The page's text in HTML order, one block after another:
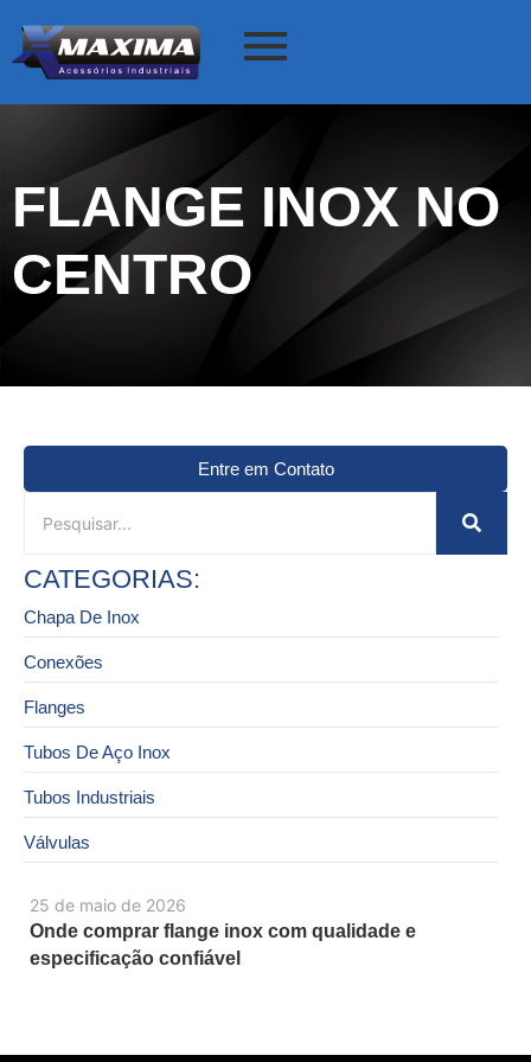
FLANGE INOX NO
CENTRO
25 de maio de 2026
Onde comprar flange inox com qualidade e
especificação confiável
Entre em Contato
CATEGORIAS:
Chapa De Inox
Conexões
Flanges
Tubos De Aço Inox
Tubos Industriais
Válvulas